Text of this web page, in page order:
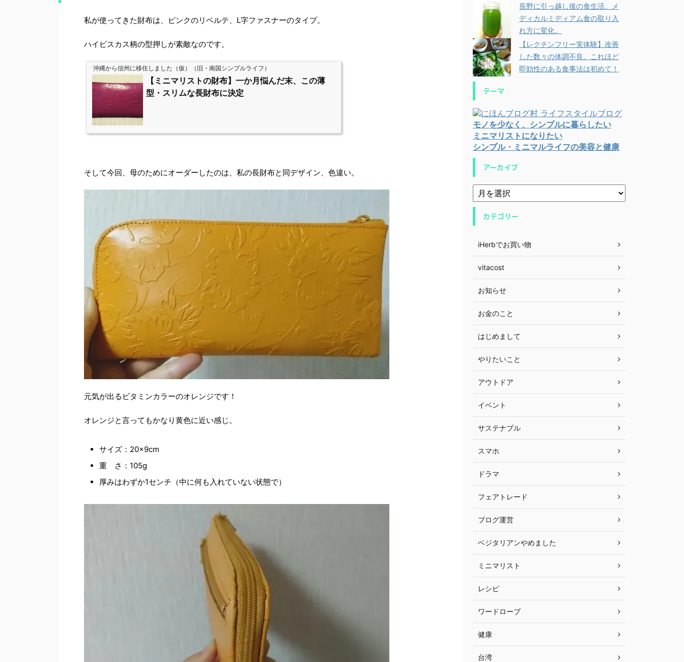
私が使ってきた財布は、ピンクのリベルテ、L字ファスナーのタイプ。
ハイビスカス柄の型押しが素敵なのです。
沖縄から信州に移住しました（仮）（旧・南国シンプルライフ）
【ミニマリストの財布】一か月悩んだ末、この薄
型・スリムな長財布に決定
そして今回、母のためにオーダーしたのは、私の長財布と同デザイン、色違い。
元気が出るビタミンカラーのオレンジです！
オレンジと言ってもかなり黄色に近い感じ。
サイズ：20×9cm
重 さ：105g
厚みはわずか1センチ（中に何も入れていない状態で）
長野に引っ越し後の食生活。メ
ディカルミディアム食の取り入
れ方に変化。
【レクチンフリー実体験】改善
した数々の体調不良。これほど
即効性のある食事法は初めて！
テーマ
モノを少なく、シンプルに暮らしたい
ミニマリストになりたい
シンプル・ミニマルライフの美容と健康
アーカイブ
カテゴリー
iHerbでお買い物
vitacost
お知らせ
お金のこと
はじめまして
やりたいこと
アウトドア
イベント
サステナブル
スマホ
ドラマ
フェアトレード
ブログ運営
ベジタリアンやめました
ミニマリスト
レシピ
ワードローブ
健康
台湾